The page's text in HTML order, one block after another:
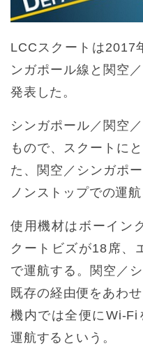
LCCスクートは2017
ンガポール線と関空
発表した。
シンガポール／関空
もので、スクートに
た、関空／シンガポ
ノンストップでの運航
使用機材はボーイン
クートビズが18席、
で運航する。関空／
既存の経由便をあわ
機内では全便にWi-
運航するという。